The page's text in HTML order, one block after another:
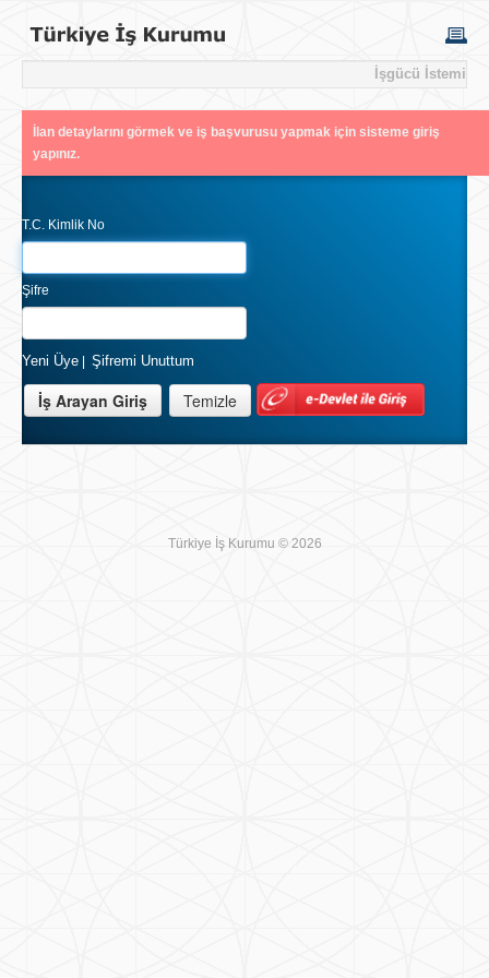
İşgücü İstemi
İlan detaylarını görmek ve iş başvurusu yapmak için sisteme giriş
yapınız.
T.C. Kimlik No
Şifre
Yeni Üye Şifremi Unuttum
Türkiye İş Kurumu © 2026